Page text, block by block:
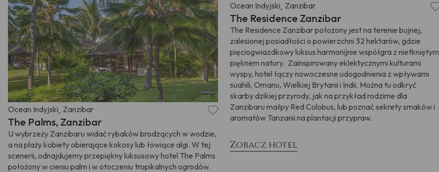
Ocean Indyjski, Zanzibar
The Palms, Zanzibar
U wybrzeży Zanzibaru widać rybaków brodzących w wodzie,
a na plaży kobiety obierające kokosy lub łowiące algi. W tej
scenerii, odnajdujemy przepiękny luksusowy hotel The Palms
położony w cieniu palm i w otoczeniu tropikalnych ogrodów.
Ocean Indyjski, Zanzibar
The Residence Zanzibar
The Residence Zanzibar położony jest na terenie bujnej,
zalesionej posiadłości o powierzchni 32 hektarów, gdzie
pięciogwiazdkowy luksus harmonijnie współgra z nietkniętym
pięknem natury. Zainspirowany eklektycznymi kulturami
wyspy, hotel łączy nowoczesne udogodnienia z wpływami
suahili, Omanu, Wielkiej Brytanii i Indii. Można tu odkryć
skarby dzikiej przyrody, jak na przykład rodzime dla
Zanzibaru małpy Red Colobus, lub poznać sekrety smaków i
aromatów Tanzanii na plantacji przypraw.
Zobacz hotel